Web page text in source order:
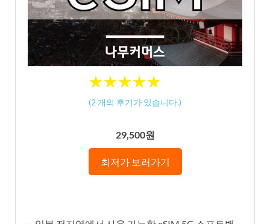
★★★★★
★★★★★
(2 개의 후기가 있습니다.)
29,500원
최저가 보러가기